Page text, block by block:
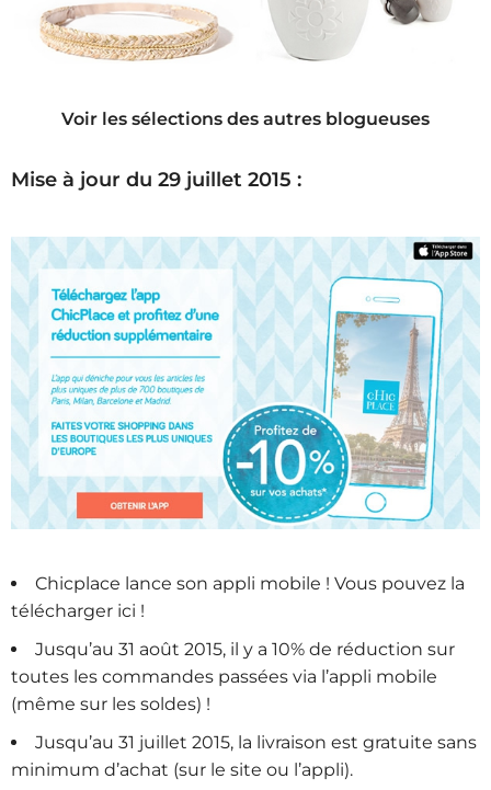
Voir les sélections des autres blogueuses
Mise à jour du 29 juillet 2015 :
Chicplace lance son appli mobile ! Vous pouvez la
télécharger ici !
Jusqu’au 31 août 2015, il y a 10% de réduction sur
toutes les commandes passées via l’appli mobile
(même sur les soldes) !
Jusqu’au 31 juillet 2015, la livraison est gratuite sans
minimum d’achat (sur le site ou l’appli).